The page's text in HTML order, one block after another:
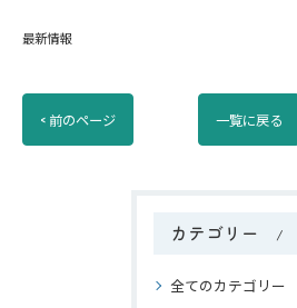
最新情報
< 前のページ 一覧に戻る
カテゴリー
全てのカテゴリー